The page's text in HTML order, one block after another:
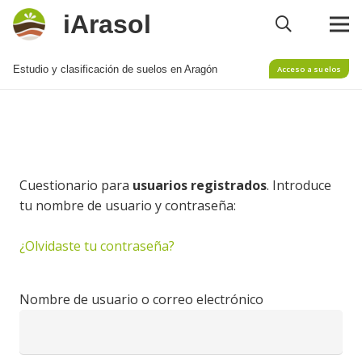
iArasol
Estudio y clasificación de suelos en Aragón Acceso a suelos
Cuestionario para usuarios registrados. Introduce
tu nombre de usuario y contraseña:
¿Olvidaste tu contraseña?
Nombre de usuario o correo electrónico